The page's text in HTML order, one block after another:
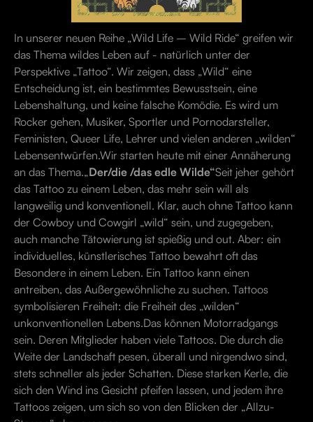
In unserer neuen Reihe „Wild Life – Wild Ride“ greifen wir
das Thema wildes Leben auf - natürlich unter der
Perspektive „Tattoo“. Wir zeigen, dass „Wild“ eine
Entscheidung ist, ein bestimmtes Bewusstsein, eine
Lebenshaltung, und keine falsche Komödie. Es wird um
Rocker gehen, Musiker, Sportler und Pornodarsteller,
Feministen, Queer Life, Lehrer und vielen anderen „wilden“
Lebensentwürfen.Wir starten heute mit einer Annäherung
an das Thema.„Der/die /das edle Wilde“Seit jeher gehört
das Tattoo zu einem Leben, das mehr sein will als
langweilig und konventionell. Klar, auch ohne Tattoo kann
der Cowboy und Cowgirl „wild“ sein, und zugegeben,
auch manche Tätowierung ist spießig und out. Aber: ein
individuelles, künstlerisches Tattoo bewahrt oft das
Besondere in einem Leben. Ein Tattoo kann einen
antreiben, das Außergewöhnliche zu suchen. Tattoos
symbolisieren Freiheit: die Freiheit des „wilden“
unkonventionellen Lebens.Das können Motorradgangs
sein. Deren Mitglieder haben viele Tattoos. Die durch die
Weite der Landschaft pesen, überall und nirgendwo sind,
stets schneller als jeder Schatten. Diese starken Kerle, die
sich den Wind ins Gesicht pfeifen lassen, und jedem ihre
Tattoos zeigen, um sich so von den Blicken der „Allzu-